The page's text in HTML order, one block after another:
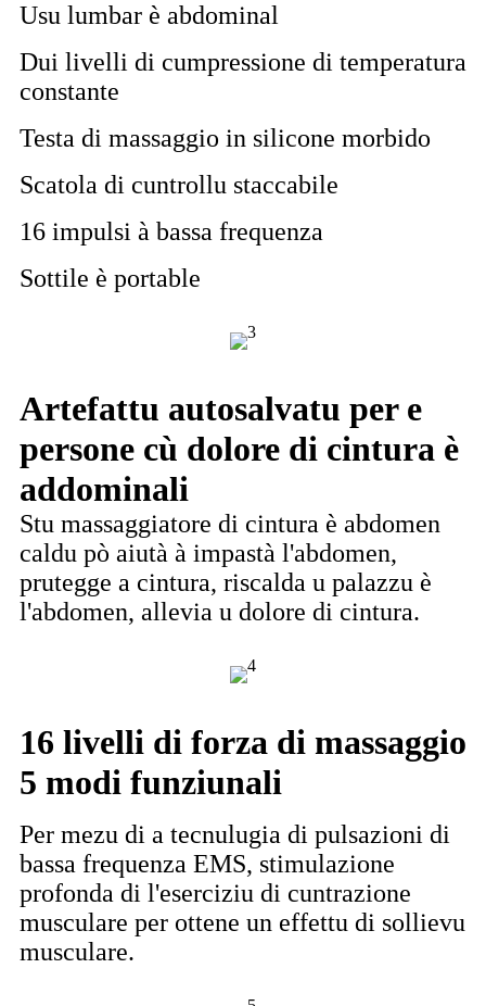
Usu lumbar è abdominal
Dui livelli di cumpressione di temperatura
constante
Testa di massaggio in silicone morbido
Scatola di cuntrollu staccabile
16 impulsi à bassa frequenza
Sottile è portable
Artefattu autosalvatu per e
persone cù dolore di cintura è
addominali
Stu massaggiatore di cintura è abdomen
caldu pò aiutà à impastà l'abdomen,
prutegge a cintura, riscalda u palazzu è
l'abdomen, allevia u dolore di cintura.
16 livelli di forza di massaggio
5 modi funziunali
Per mezu di a tecnulugia di pulsazioni di
bassa frequenza EMS, stimulazione
profonda di l'eserciziu di cuntrazione
musculare per ottene un effettu di sollievu
musculare.